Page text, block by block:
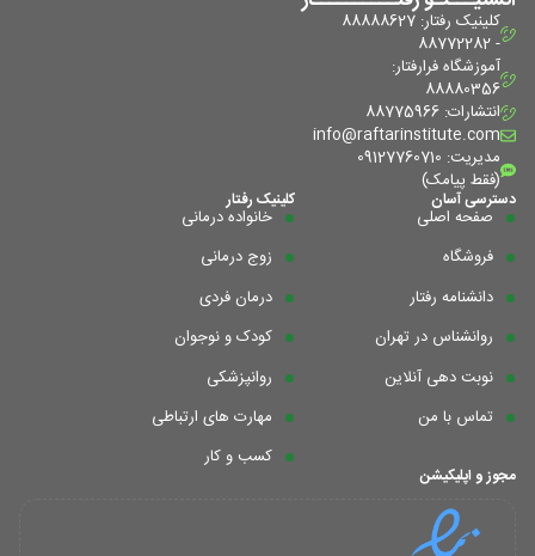
کلینیک رفتار: 88888627
- 88772282
آموزشگاه فرا‌رفتار:
88880356
انتشارات: 88775966
info@raftarinstitute.com
مدیریت: 09127760710
(فقط پیامک)
دسترسی آسان
صفحه اصلی
فروشگاه
دانشنامه رفتار
روانشناس در تهران
نوبت دهی آنلاین
تماس با من
کلینیک رفتار
خانواده درمانی
زوج درمانی
درمان فردی
کودک و نوجوان
روانپزشکی
مهارت های ارتباطی
کسب و کار
مجوز و اپلیکیشن